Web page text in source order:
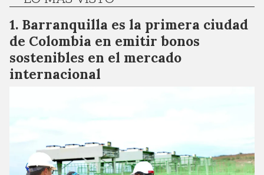
Barranquilla es la primera ciudad
de Colombia en emitir bonos
sostenibles en el mercado
internacional